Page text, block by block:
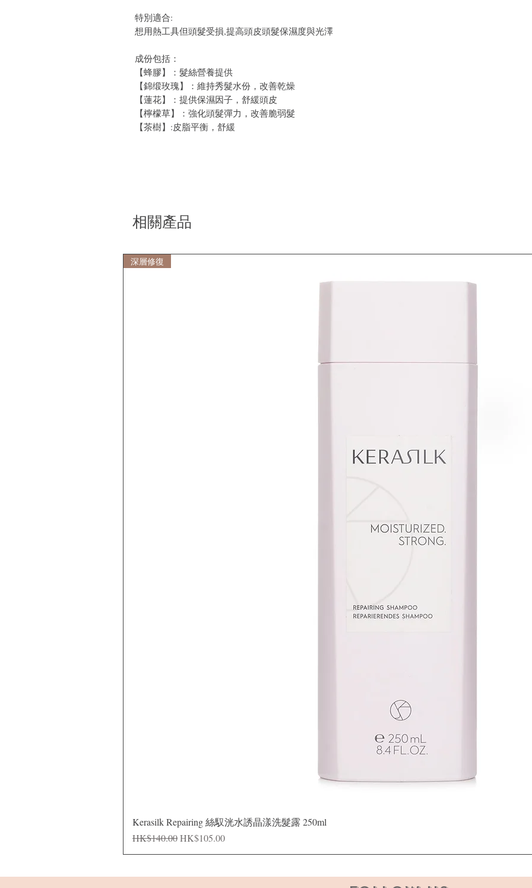
特別適合:
想用熱工具但頭髮受損,提高頭皮頭髮保濕度與光澤
成份包括：
【蜂膠】：髮絲營養提供
【錦缎玫瑰】：維持秀髮水份，改善乾燥
【蓮花】：提供保濕因子，舒緩頭皮
【檸檬草】：強化頭髮彈力，改善脆弱髮
【茶樹】 :皮脂平衡，舒緩
相關產品
深層修復
Kerasilk Repairing 絲馭洸水誘晶漾洗髮露 250ml
一般價格
HK$140.00促銷價格
HK$105.00